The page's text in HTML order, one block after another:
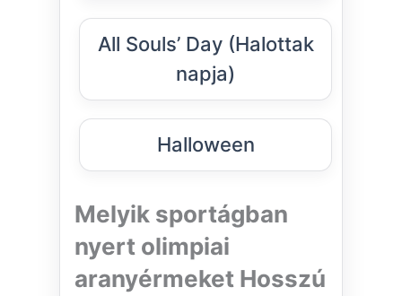
All Souls’ Day (Halottak
napja)
Halloween
Melyik sportágban
nyert olimpiai
aranyérmeket Hosszú